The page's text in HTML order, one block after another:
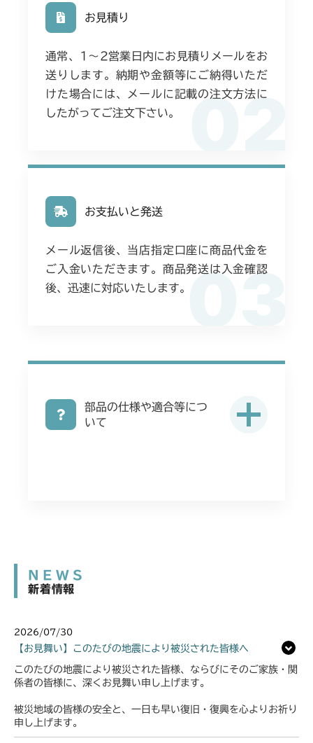
02
お見積り
通常、1〜2営業日内にお見積りメールをお
送りします。納期や金額等にご納得いただ
けた場合には、メールに記載の注文方法に
したがってご注文下さい。
03
お支払いと発送
メール返信後、当店指定口座に商品代金を
ご入金いただきます。商品発送は入金確認
後、迅速に対応いたします。
部品の仕様や適合等につ
いて
NEWS
新着情報
2026/07/30
【お見舞い】このたびの地震により被災された皆様へ
このたびの地震により被災された皆様、ならびにそのご家族・関
係者の皆様に、深くお見舞い申し上げます。
被災地域の皆様の安全と、一日も早い復旧・復興を心よりお祈り
申し上げます。